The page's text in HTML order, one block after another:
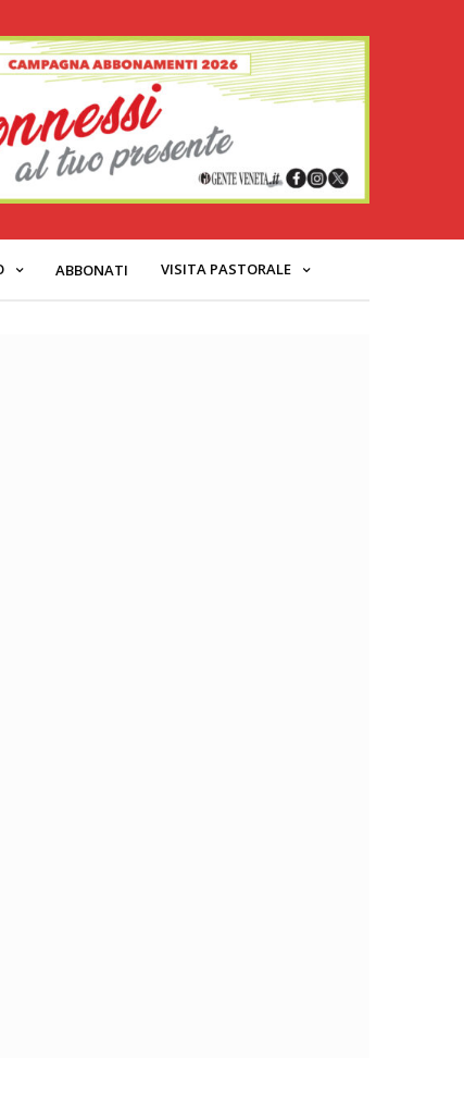
ABBONATI VISITA PASTORALE